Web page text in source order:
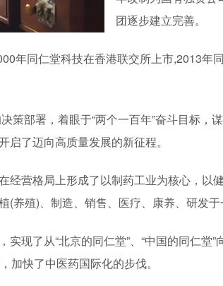
团逐步建立完善。
年同仁堂科技在香港联交所上市,2013年
策部署，着眼于“两个一百年”奋斗目标，
了迈向高质量发展的新征程。
经营格局上形成了以制药工业为核心，以
养殖)、制造、销售、医疗、康养、研发于
现了从“北京的同仁堂”、“中国的同仁堂”
加快了中医药国际化的步伐。